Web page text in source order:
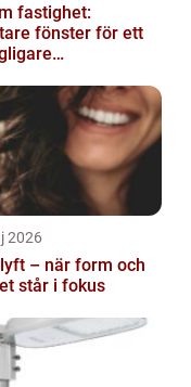
fastighet:
fönster för ett
2026
– när form och
står i fokus